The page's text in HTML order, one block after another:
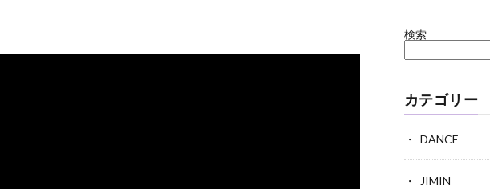
検索
カテゴリー
DANCE
JIMIN